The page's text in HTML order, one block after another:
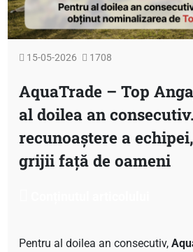
15-05-2026 1708
AquaTrade – Top
al doilea an
recunoaștere a
grijii față de oameni
Pentru al doilea an consecutiv,